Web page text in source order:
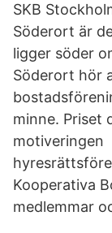
SKB
Söderort är
ligger söder
Söderort hör
minne. Priset
motiveringen
Kooperativa
medlemmar